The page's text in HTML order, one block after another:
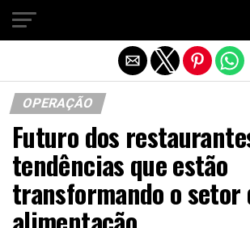
OPERAÇÃO
Futuro dos
tendências que estão
transformando o setor